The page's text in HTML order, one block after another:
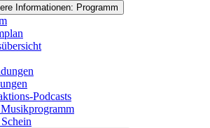
Informationen: Programm
Podcasts